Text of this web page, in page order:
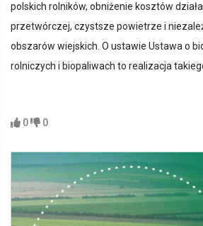
polskich rolników, obniżenie kosztów
przetwórczej, czystsze powietrze i
obszarów wiejskich. O ustawie Ustawa o
rolniczych i biopaliwach to realizacja takiego
0
0